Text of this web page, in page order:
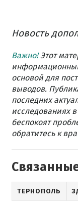
Новость
Важно!Этот
основой для
выводов.
последних
исследованиях
беспокоят
обратитесь к
ТЕРНОПОЛЬ